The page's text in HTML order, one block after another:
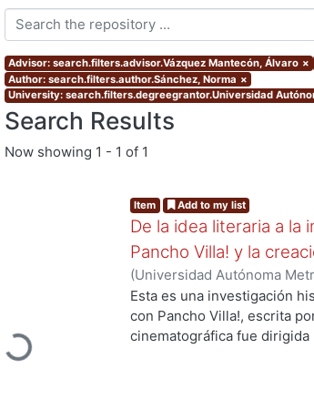
Advisor: search.filters.advisor.Vázquez Mantecón, Álvaro ×
Author: search.filters.author.Sánchez, Norma ×
University: search.filters.degreegrantor.Universidad
Search Results
Now showing 1 - 1 of 1
Loading...
Item Add to my list
De la idea literaria a la
Pancho Villa! y la
(Universidad Autónoma
de Servicios de Información.
Esta es una investigación
con Pancho Villa!, escrita
cinematográfica fue dirigida